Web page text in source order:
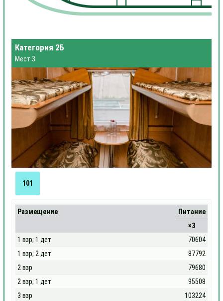
Категория 2Б
Мест 3
101
Размещение
Питание
×3
1 взр; 1 дет
70604
1 взр; 2 дет
87792
2 взр
79680
2 взр; 1 дет
95508
3 взр
103224